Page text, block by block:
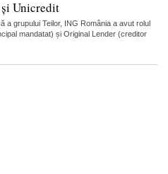
Unicredit
a grupului Teilor, ING România a avut rolul
mandatat) și Original Lender (creditor